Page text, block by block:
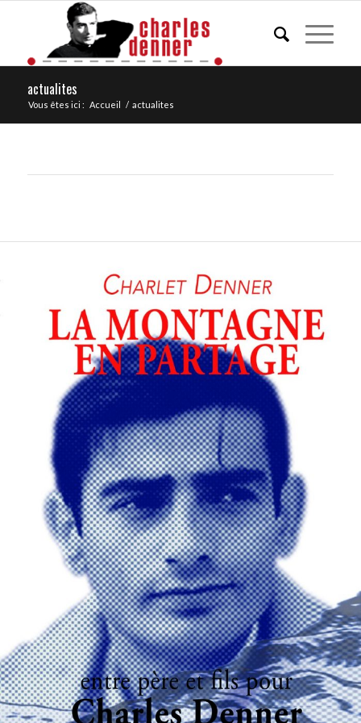
actualites
Vous êtes ici : Accueil / actualites